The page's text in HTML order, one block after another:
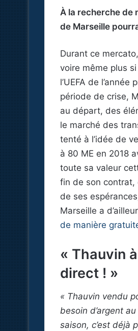
À la recherche de
de Marseille
Durant ce
voire même plus
l’UEFA de
période de crise,
au départ, des
le marché des
tenté à l’idée de
à 80 ME en 2018
toute sa valeur
fin de son contrat,
de ses
Marseille a
de manière
« Thauvin
direct ! »
« Thauvin vendu
besoin d’argent
saison, c’est déjà